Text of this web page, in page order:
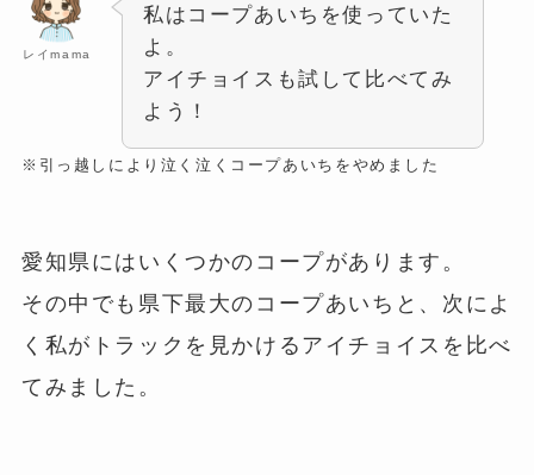
レイmama
私はコープあいちを使っていた
よ。
アイチョイスも試して比べてみ
よう！
※引っ越しにより泣く泣くコープあいちをやめました
愛知県にはいくつかのコープがあります。
その中でも県下最大のコープあいちと、次によ
く私がトラックを見かけるアイチョイスを比べ
てみました。